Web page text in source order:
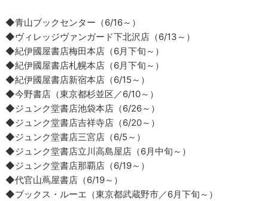
◆青山ブックセンター（6/16～）
◆ヴィレッジヴァンガード下北沢店（6/13～）
◆紀伊國屋書店梅田本店（6月下旬～）
◆紀伊國屋書店札幌本店（6月下旬～）
◆紀伊國屋書店新宿本店（6/15～）
◆今野書店（東京都杉並区／6/10～）
◆ジュンク堂書店池袋本店（6/26～）
◆ジュンク堂書店吉祥寺店（6/20～）
◆ジュンク堂書店三宮店（6/5～）
◆ジュンク堂書店立川高島屋店（6月中旬～）
◆ジュンク堂書店那覇店（6/19～）
◆代官山蔦屋書店（6/19～）
◆ブックス・ルーエ（東京都武蔵野市／6月下旬～）